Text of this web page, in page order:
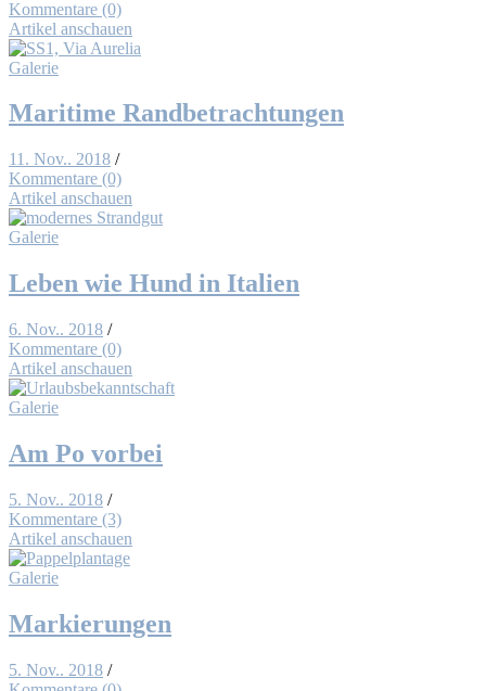
Kommentare (0)
Artikel anschauen
Galerie
Ma­ri­ti­me Rand­be­trach­tun­gen
11. Nov.. 2018 /
Kommentare (0)
Artikel anschauen
Galerie
Le­ben wie Hund in Ita­li­en
6. Nov.. 2018 /
Kommentare (0)
Artikel anschauen
Galerie
Am Po vor­bei
5. Nov.. 2018 /
Kommentare (3)
Artikel anschauen
Galerie
Mar­kie­run­gen
5. Nov.. 2018 /